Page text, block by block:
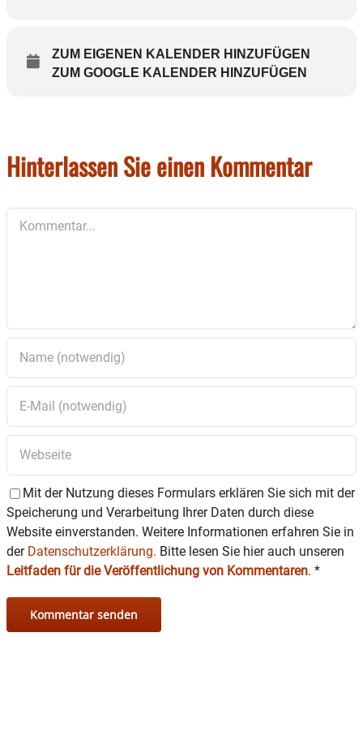
bayerisches Brotzeitbrettl und ein Bier oder
Softgetränk.
ZUM EIGENEN KALENDER HINZUFÜGEN
ZUM GOOGLE KALENDER HINZUFÜGEN
Hinterlassen Sie einen Kommentar
Mit der Nutzung dieses Formulars erklären Sie sich mit der
Speicherung und Verarbeitung Ihrer Daten durch diese
Website einverstanden. Weitere Informationen erfahren Sie in
der Datenschutzerklärung. Bitte lesen Sie hier auch unseren
Leitfaden für die Veröffentlichung von Kommentaren. *